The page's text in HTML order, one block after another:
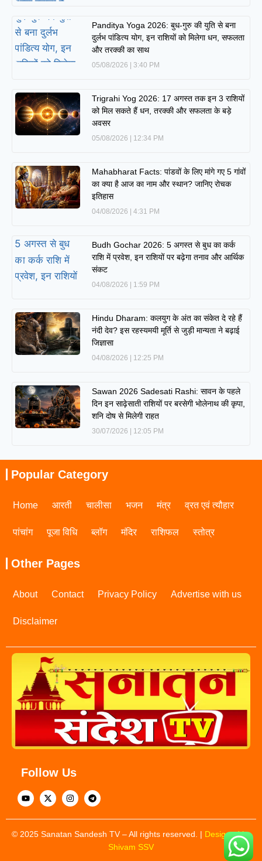
Panditya Yoga 2026: बुध-गुरु की युति से बना
दुर्लभ पांडित्य योग, इन राशियों को मिलेगा धन, सफलता
और तरक्की का साथ
05/08/2026 3:40 PM
Trigrahi Yog 2026: 17 अगस्त तक इन 3 राशियों
को मिल सकते हैं धन, तरक्की और सफलता के बड़े
अवसर
05/08/2026 12:34 PM
Mahabharat Facts: पांडवों के लिए मांगे गए 5 गांवों
का क्या है आज का नाम और स्थान? जानिए रोचक
इतिहास
04/08/2026 4:31 PM
Budh Gochar 2026: 5 अगस्त से बुध का कर्क
राशि में प्रवेश, इन राशियों पर बढ़ेगा तनाव और आर्थिक
संकट
04/08/2026 1:59 PM
Hindu Dharam: कलयुग के अंत का संकेत दे रहे हैं
नंदी देव? इस रहस्यमयी मूर्ति से जुड़ी मान्यता ने बढ़ाई
जिज्ञासा
04/08/2026 12:25 PM
Sawan 2026 Sadesati Rashi: सावन के पहले
दिन इन साढ़ेसाती राशियों पर बरसेगी भोलेनाथ की कृपा,
शनि दोष से मिलेगी राहत
30/07/2026 12:05 PM
Popular Category
Home आरती चालीसा भजन मंत्र व्रत एवं त्यौहार
पांचांग पूजा विधि ब्लॉग मंदिर राशिफल स्तोत्र
Other Pages
About Contact Privacy Policy Advertise with us
Disclaimer
Follow Us
© 2025 Sanatan Sandesh TV – All rights reserved. | Designed by
Shivam SSV